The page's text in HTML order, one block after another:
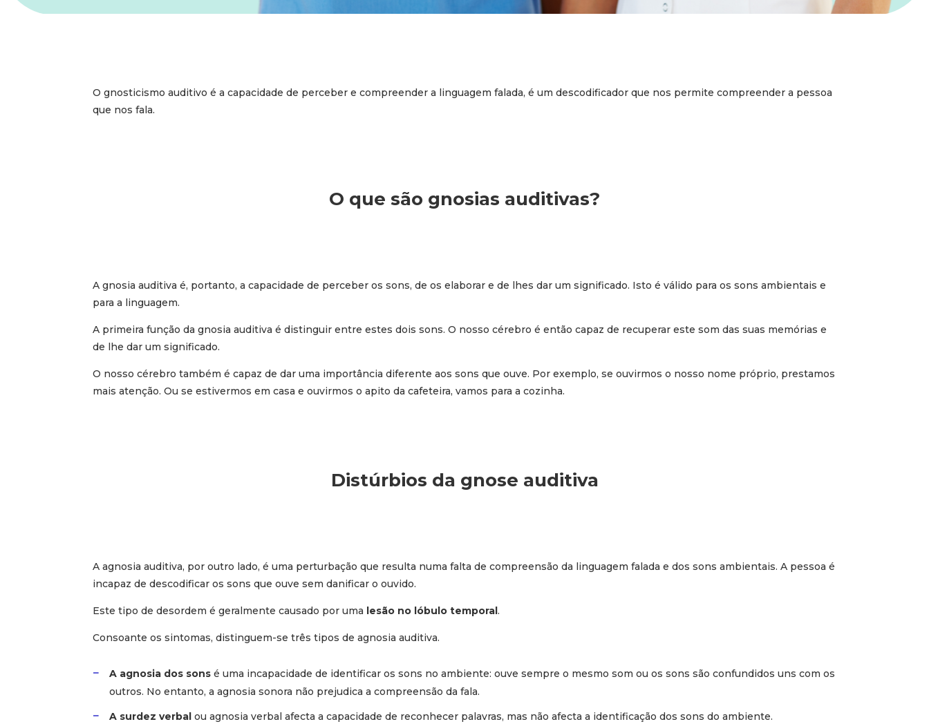
O gnosticismo auditivo é a capacidade de perceber e compreender a linguagem falada, é um descodificador que nos permite compreender a pessoa
que nos fala.
O que são gnosias auditivas?
A gnosia auditiva é, portanto, a capacidade de perceber os sons, de os elaborar e de lhes dar um significado. Isto é válido para os sons ambientais e
para a linguagem.
A primeira função da gnosia auditiva é distinguir entre estes dois sons. O nosso cérebro é então capaz de recuperar este som das suas memórias e
de lhe dar um significado.
O nosso cérebro também é capaz de dar uma importância diferente aos sons que ouve. Por exemplo, se ouvirmos o nosso nome próprio, prestamos
mais atenção. Ou se estivermos em casa e ouvirmos o apito da cafeteira, vamos para a cozinha.
Distúrbios da gnose auditiva
A agnosia auditiva, por outro lado, é uma perturbação que resulta numa falta de compreensão da linguagem falada e dos sons ambientais. A pessoa é
incapaz de descodificar os sons que ouve sem danificar o ouvido.
Este tipo de desordem é geralmente causado por uma lesão no lóbulo temporal.
Consoante os sintomas, distinguem-se três tipos de agnosia auditiva.
A agnosia dos sons é uma incapacidade de identificar os sons no ambiente: ouve sempre o mesmo som ou os sons são confundidos uns com os
outros. No entanto, a agnosia sonora não prejudica a compreensão da fala.
A surdez verbalou agnosia verbal afecta a capacidade de reconhecer palavras, mas não afecta a identificação dos sons do ambiente.